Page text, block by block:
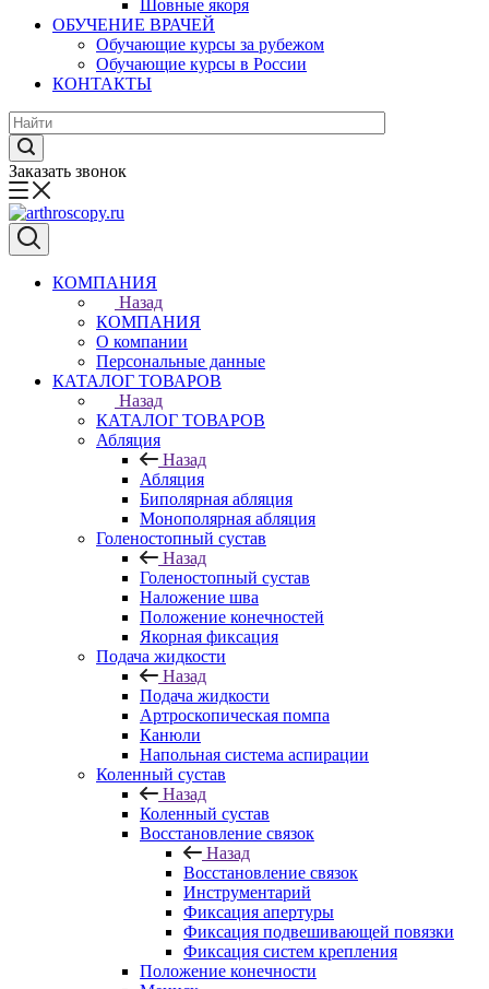
Шовные якоря
ОБУЧЕНИЕ ВРАЧЕЙ
Обучающие курсы за рубежом
Обучающие курсы в России
КОНТАКТЫ
Заказать звонок
КОМПАНИЯ
Назад
КОМПАНИЯ
О компании
Персональные данные
КАТАЛОГ ТОВАРОВ
Назад
КАТАЛОГ ТОВАРОВ
Абляция
Назад
Абляция
Биполярная абляция
Монополярная абляция
Голеностопный сустав
Назад
Голеностопный сустав
Наложение шва
Положение конечностей
Якорная фиксация
Подача жидкости
Назад
Подача жидкости
Артроскопическая помпа
Канюли
Напольная система аспирации
Коленный сустав
Назад
Коленный сустав
Восстановление связок
Назад
Восстановление связок
Инструментарий
Фиксация апертуры
Фиксация подвешивающей повязки
Фиксация систем крепления
Положение конечности